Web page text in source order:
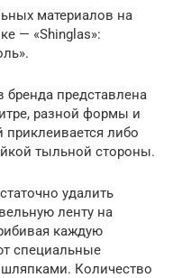
материалов на
— «Shinglas»:
бренда представлена
разной формы и
либо
тыльной стороны.
удалить
ленту на
каждую
специальные
Количество